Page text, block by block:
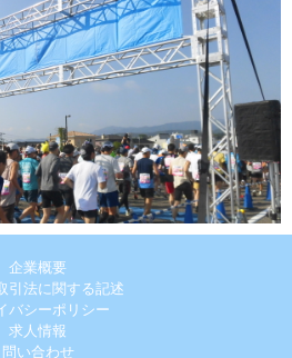
企業概要
引法に関する記述
バシーポリシー
求人情報
問い合わせ